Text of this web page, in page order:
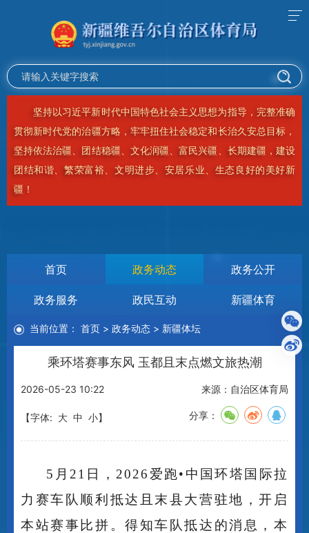
坚持以习近平新时代中国特色社会主义思想为指导，完整准确
贯彻新时代党的治疆方略，牢牢扭住社会稳定和长治久安总目标，
坚持依法治疆、团结稳疆、文化润疆、富民兴疆、长期建疆，建设
团结和谐、繁荣富裕、文明进步、安居乐业、生态良好的美好新
疆！
首页 政务动态 政务公开
政务服务 政民互动 新疆体育
当前位置： 首页 > 政务动态 > 新疆体坛
乘环塔赛事东风 玉都且末点燃文旅热潮
2026-05-23 10:22 来源：自治区体育局
【字体: 大 中 小】 分享：
5月21日，2026爱跑•中国环塔国际拉
力赛车队顺利抵达且末县大营驻地，开启
本站赛事比拼。得知车队抵达的消息，本